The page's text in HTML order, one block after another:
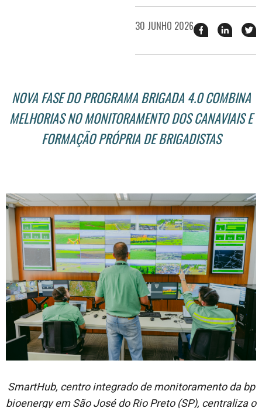
30 JUNHO 2026 Compartilhar
esse
no
esse
no
NOVA FASE DO PROGRAMA BRIGADA 4.0 COMBINA
MELHORIAS NO MONITORAMENTO DOS CANAVIAIS E
FORMAÇÃO PRÓPRIA DE BRIGADISTAS
SmartHub, centro integrado de monitoramento da bp
bioenergy em São José do Rio Preto (SP), centraliza o